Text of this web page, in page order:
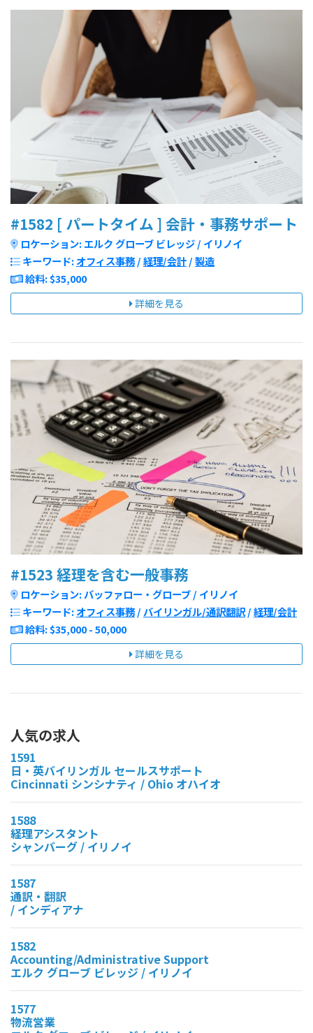
#1582 [ パートタイム ] 会計・事務サポート
ロケーション: エルク グローブ ビレッジ / イリノイ
キーワード:オフィス事務/経理/会計/製造
給料: $35,000
詳細を見る
#1523 経理を含む一般事務
ロケーション: バッファロー・グローブ / イリノイ
キーワード:オフィス事務/バイリンガル/通訳翻訳/経理/会計
給料: $35,000 - 50,000
詳細を見る
人気の求人
1591
日・英バイリンガル セールスサポート
Cincinnati シンシナティ / Ohio オハイオ
1588
経理アシスタント
シャンバーグ / イリノイ
1587
通訳・翻訳
/ インディアナ
1582
Accounting/Administrative Support
エルク グローブ ビレッジ / イリノイ
1577
物流営業